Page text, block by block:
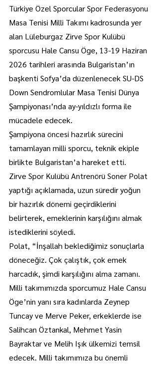
Türkiye Özel Sporcular Spor Federasyonu
Masa Tenisi Milli Takımı kadrosunda yer
alan Lüleburgaz Zirve Spor Kulübü
sporcusu Hale Cansu Öge, 13-19 Haziran
2026 tarihleri arasında Bulgaristan’ın
başkenti Sofya’da düzenlenecek SU-DS
Down Sendromlular Masa Tenisi Dünya
Şampiyonası’nda ay-yıldızlı forma ile
mücadele edecek.
Şampiyona öncesi hazırlık sürecini
tamamlayan milli sporcu, teknik ekiple
birlikte Bulgaristan’a hareket etti.
Zirve Spor Kulübü Antrenörü Soner Polat
yaptığı açıklamada, uzun süredir yoğun
bir hazırlık dönemi geçirdiklerini
belirterek, emeklerinin karşılığını almak
istediklerini söyledi.
Polat, “İnşallah beklediğimiz sonuçlarla
döneceğiz. Çok çalıştık, çok emek
harcadık, şimdi karşılığını alma zamanı.
Milli takımımızda sporcumuz Hale Cansu
Öge’nin yanı sıra kadınlarda Zeynep
Tuncay ve Merve Peker, erkeklerde ise
Salihcan Öztankal, Mehmet Yasin
Bayraktar ve Melih Işık ülkemizi temsil
edecek. Milli takımımıza bu önemli